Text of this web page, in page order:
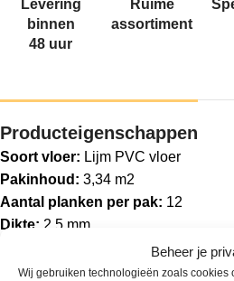
Beheer je
Wij gebruiken technologieën zoals cookies
Levering
binnen
48 uur
Ruime
assortiment
Producteigenschappen
Soort vloer: Lijm PVC vloer
Pakinhoud: 3,34 m2
Aantal planken per pak: 12
Dikte: 2,5 mm
Lengte:121,9 cm